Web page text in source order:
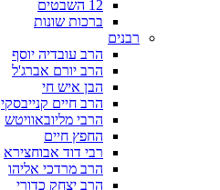
12 השבטים
ברכות שונות
רבנים
הרב עובדיה יוסף
הרב יורם אברג'ל
הבן איש חי
הרב חיים קנייבסקי
הרבי מליובאוויטש
החפץ חיים
רבי דוד אבוחצירא
הרב מרדכי אליהו
הרב יצחק כדורי